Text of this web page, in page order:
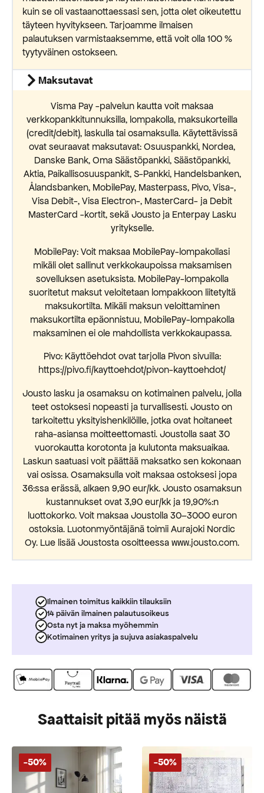
kuin se oli vastaanottaessasi sen, jotta olet oikeutettu
täyteen hyvitykseen. Tarjoamme ilmaisen
palautuksen varmistaaksemme, että voit olla 100 %
tyytyväinen ostokseen.
Maksutavat
Visma Pay -palvelun kautta voit maksaa
verkkopankkitunnuksilla, lompakolla, maksukorteilla
(credit/debit), laskulla tai osamaksulla. Käytettävissä
ovat seuraavat maksutavat: Osuuspankki, Nordea,
Danske Bank, Oma Säästöpankki, Säästöpankki,
Aktia, Paikallisosuuspankit, S-Pankki, Handelsbanken,
Ålandsbanken, MobilePay, Masterpass, Pivo, Visa-,
Visa Debit-, Visa Electron-, MasterCard- ja Debit
MasterCard -kortit, sekä Jousto ja Enterpay Lasku
yritykselle.
MobilePay: Voit maksaa MobilePay-lompakollasi
mikäli olet sallinut verkkokaupoissa maksamisen
sovelluksen asetuksista. MobilePay-lompakolla
suoritetut maksut veloitetaan lompakkoon liitetyltä
maksukortilta. Mikäli maksun veloittaminen
maksukortilta epäonnistuu, MobilePay-lompakolla
maksaminen ei ole mahdollista verkkokaupassa.
Pivo: Käyttöehdot ovat tarjolla Pivon sivuilla:
https://pivo.fi/kayttoehdot/pivon-kayttoehdot/
Jousto lasku ja osamaksu on kotimainen palvelu, jolla
teet ostoksesi nopeasti ja turvallisesti. Jousto on
tarkoitettu yksityishenkilöille, jotka ovat hoitaneet
raha-asiansa moitteettomasti. Joustolla saat 30
vuorokautta korotonta ja kulutonta maksuaikaa.
Laskun saatuasi voit päättää maksatko sen kokonaan
vai osissa. Osamaksulla voit maksaa ostoksesi jopa
36:ssa erässä, alkaen 9,90 eur/kk. Jousto osamaksun
kustannukset ovat 3,90 eur/kk ja 19,90%:n
luottokorko. Voit maksaa Joustolla 30–3000 euron
ostoksia. Luotonmyöntäjänä toimii Aurajoki Nordic
Oy. Lue lisää Joustosta osoitteessa www.jousto.com.
Ilmainen toimitus kaikkiin tilauksiin
14 päivän ilmainen palautusoikeus
Osta nyt ja maksa myöhemmin
Kotimainen yritys ja sujuva asiakaspalvelu
Saattaisit pitää myös näistä
-50% -50%